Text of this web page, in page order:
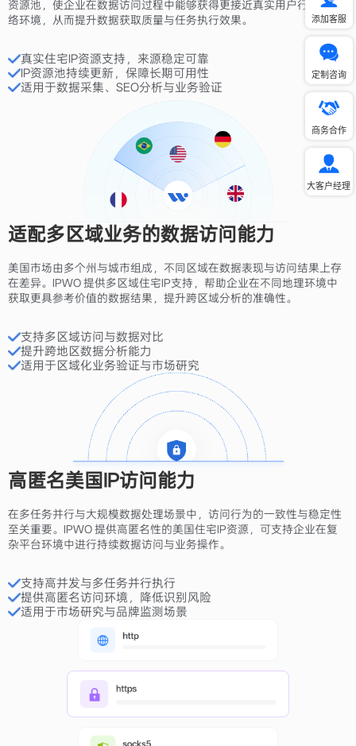
资源池，使企业在数据访问过程中能够获得更接近真实用户行为的网
络环境，从而提升数据获取质量与任务执行效果。
真实住宅IP资源支持，来源稳定可靠
IP资源池持续更新，保障长期可用性
适用于数据采集、SEO分析与业务验证
适配多区域业务的数据访问能力
美国市场由多个州与城市组成，不同区域在数据表现与访问结果上存
在差异。IPWO 提供多区域住宅IP支持，帮助企业在不同地理环境中
获取更具参考价值的数据结果，提升跨区域分析的准确性。
支持多区域访问与数据对比
提升跨地区数据分析能力
适用于区域化业务验证与市场研究
高匿名美国IP访问能力
在多任务并行与大规模数据处理场景中，访问行为的一致性与稳定性
至关重要。IPWO 提供高匿名性的美国住宅IP资源，可支持企业在复
杂平台环境中进行持续数据访问与业务操作。
支持高并发与多任务并行执行
提供高匿名访问环境，降低识别风险
适用于市场研究与品牌监测场景
添加客服
定制咨询
商务合作
大客户经理